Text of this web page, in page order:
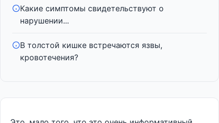
Какие симптомы свидетельствуют о
нарушении...
В толстой кишке встречаются язвы,
кровотечения?